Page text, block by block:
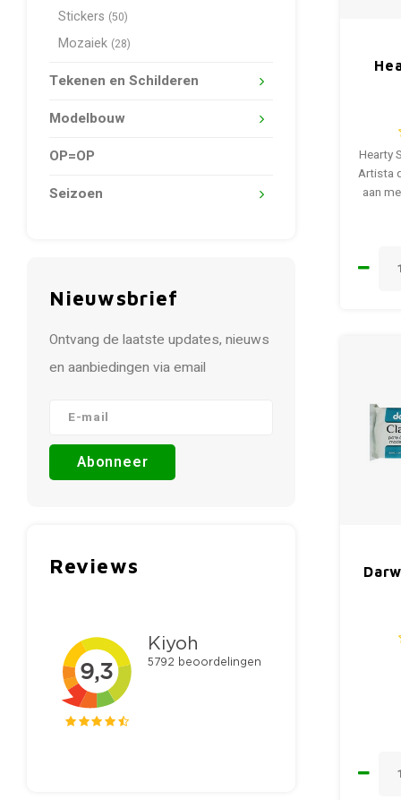
Stickers (50)
Mozaiek (28)
Tekenen en Schilderen
Modelbouw
OP=OP
Seizoen
Nieuwsbrief
Ontvang de laatste updates, nieuws
en aanbiedingen via email
Abonneer
Reviews
Hearty
Artista
aan